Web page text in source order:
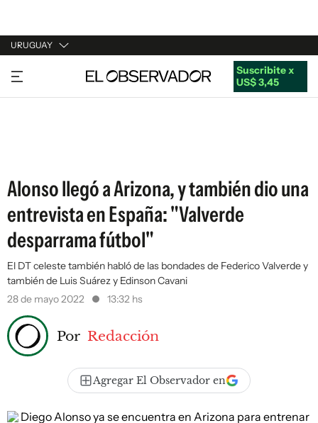
URUGUAY
URUGUAY
ARGENTINA
Suscribite x
US$ 3,45
Alonso llegó a Arizona, y también dio una
entrevista en España: "Valverde
desparrama fútbol"
El DT celeste también habló de las bondades de Federico Valverde y
también de Luis Suárez y Edinson Cavani
28 de mayo 2022
13:32 hs
Por Redacción
Agregar El Observador en